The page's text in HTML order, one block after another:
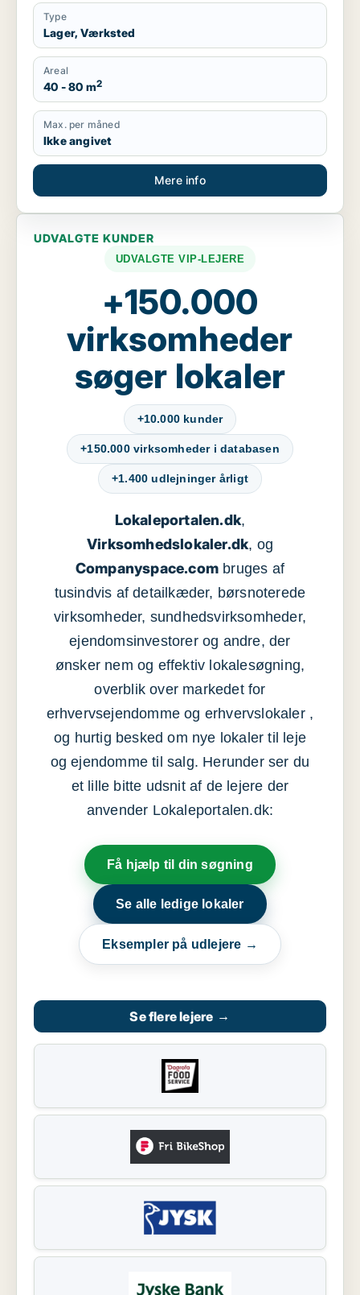
Type
Lager, Værksted
Areal
40 - 80 m2
Max. per måned
Ikke angivet
Mere info
UDVALGTE KUNDER
UDVALGTE VIP-LEJERE
+150.000
virksomheder
søger lokaler
+10.000 kunder
+150.000 virksomheder i databasen
+1.400 udlejninger årligt
Lokaleportalen.dk,
Virksomhedslokaler.dk, og
Companyspace.com bruges af
tusindvis af detailkæder, børsnoterede
virksomheder, sundhedsvirksomheder,
ejendomsinvestorer og andre, der
ønsker nem og effektiv lokalesøgning,
overblik over markedet for
erhvervsejendomme og erhvervslokaler ,
og hurtig besked om nye lokaler til leje
og ejendomme til salg. Herunder ser du
et lille bitte udsnit af de lejere der
anvender Lokaleportalen.dk:
Få hjælp til din søgning
Se alle ledige lokaler
Eksempler på udlejere →
Se flere lejere →